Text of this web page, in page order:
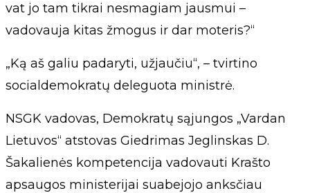
vat jo tam tikrai nesmagiam jausmui –
vadovauja kitas žmogus ir dar moteris?“
„Ką aš galiu padaryti, užjaučiu“, – tvirtino
socialdemokratų deleguota ministrė.
NSGK vadovas, Demokratų sąjungos „Vardan
Lietuvos“ atstovas Giedrimas Jeglinskas D.
Šakalienės kompetencija vadovauti Krašto
apsaugos ministerijai suabejojo anksčiau